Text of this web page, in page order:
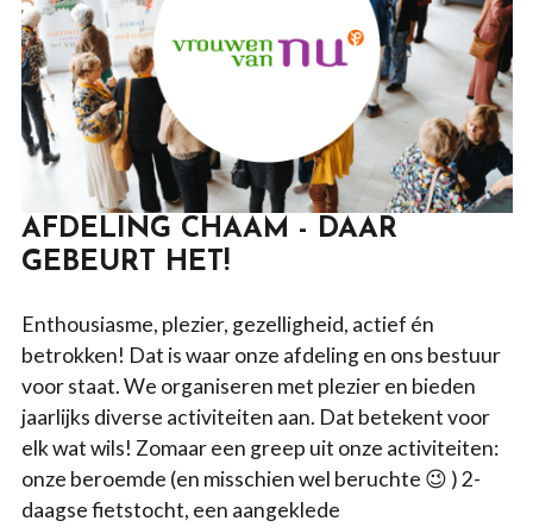
AFDELING CHAAM - DAAR
GEBEURT HET!
Enthousiasme, plezier, gezelligheid, actief én
betrokken! Dat is waar onze afdeling en ons bestuur
voor staat. We organiseren met plezier en bieden
jaarlijks diverse activiteiten aan. Dat betekent voor
elk wat wils! Zomaar een greep uit onze activiteiten:
onze beroemde (en misschien wel beruchte 😉 ) 2-
daagse fietstocht, een aangeklede